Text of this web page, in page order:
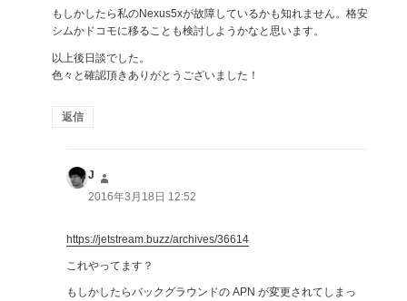
もしかしたら私のNexus5xが故障しているかも知れません。格安
シムかドコモに移ることも検討しようかなと思います。
以上後日談でした。
色々と確認頂きありがとうございました！
返信
J
り:
2016年3月18日 12:52
https://jetstream.buzz/archives/36614
これやってます？
もしかしたらバックグラウンドの APN が変更されてしまっ